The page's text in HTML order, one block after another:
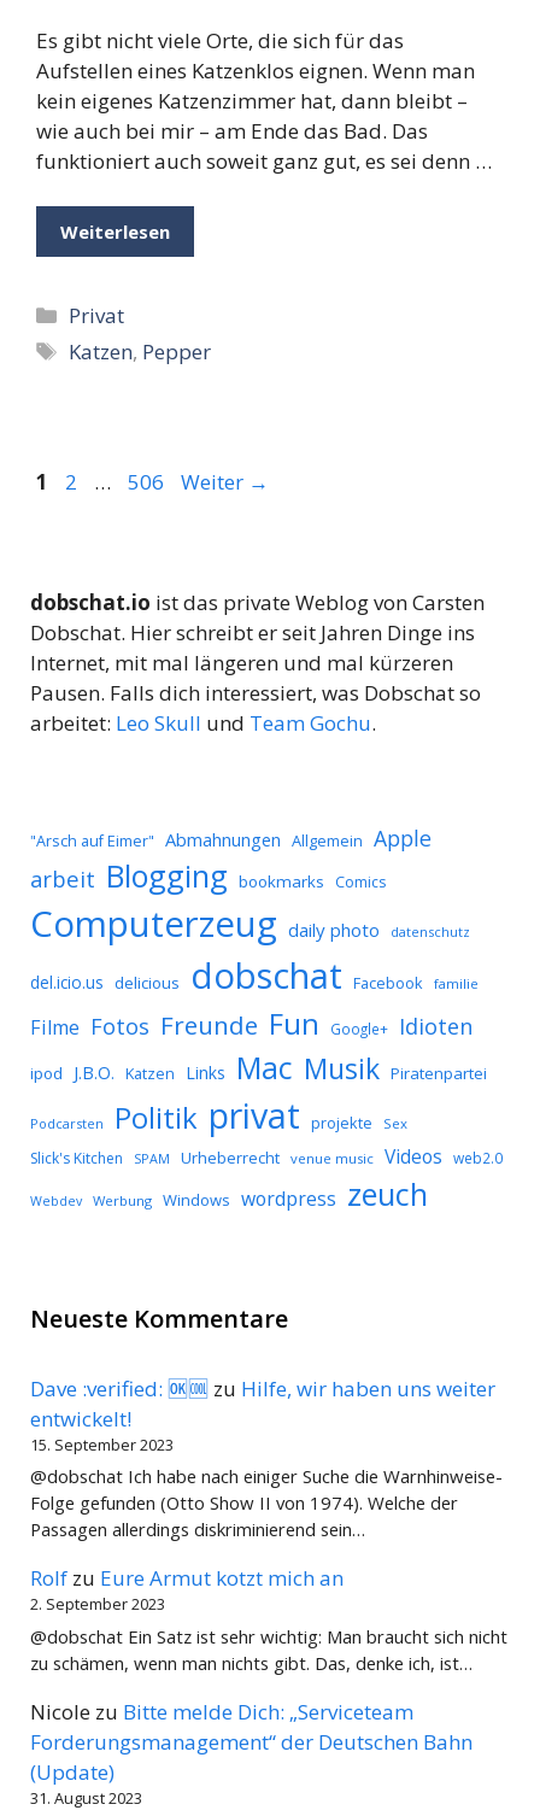
Es gibt nicht viele Orte, die sich für das
Aufstellen eines Katzenklos eignen. Wenn man
kein eigenes Katzenzimmer hat, dann bleibt –
wie auch bei mir – am Ende das Bad. Das
funktioniert auch soweit ganz gut, es sei denn …
Weiterlesen
Kategorien
Privat
Schlagwörter
Katzen, Pepper
Seite
1 Seite
2 … Seite
506 Weiter →
dobschat.io ist das private Weblog von Carsten
Dobschat. Hier schreibt er seit Jahren Dinge ins
Internet, mit mal längeren und mal kürzeren
Pausen. Falls dich interessiert, was Dobschat so
arbeitet: Leo Skull und Team Gochu.
"Arsch auf Eimer" Abmahnungen Allgemein Apple
arbeit Blogging bookmarks Comics
Computerzeug daily photo datenschutz
del.icio.us delicious dobschat Facebook familie
Filme Fotos Freunde Fun Google+ Idioten
ipod J.B.O. Katzen Links Mac Musik Piratenpartei
Podcarsten Politik privat projekte Sex
Slick's Kitchen SPAM Urheberrecht venue music Videos web2.0
Webdev Werbung Windows wordpress zeuch
Neueste Kommentare
Dave :verified: 🆗🆒 zu Hilfe, wir haben uns weiter
entwickelt!
15. September 2023
@dobschat Ich habe nach einiger Suche die Warnhinweise-
Folge gefunden (Otto Show II von 1974). Welche der
Passagen allerdings diskriminierend sein…
Rolf zu Eure Armut kotzt mich an
2. September 2023
@dobschat Ein Satz ist sehr wichtig: Man braucht sich nicht
zu schämen, wenn man nichts gibt. Das, denke ich, ist…
Nicole zu Bitte melde Dich: „Serviceteam
Forderungsmanagement“ der Deutschen Bahn
(Update)
31. August 2023